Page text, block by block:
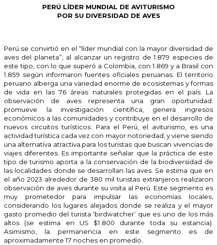
PERÚ LÍDER MUNDIAL DE AVITURISMO
POR SU DIVERSIDAD DE AVES
Perú se convirtió en el “líder mundial con la mayor diversidad de
aves del planeta”, al alcanzar un registro de 1.879 especies de
este tipo, con lo que superó a Colombia, con 1.869 y a Brasil con
1.859 según informaron fuentes oficiales peruanas. El territorio
peruano alberga una variedad enorme de ecosistemas y formas
de vida en las 76 áreas naturales protegidas en el país. La
observación de aves representa una gran oportunidad:
promueve la investigación científica, genera ingresos
económicos a las comunidades y contribuye en el desarrollo de
nuevos circuitos turísticos. Para el Perú, el aviturismo, es una
actividad turística cada vez con mayor notoriedad, y viene siendo
una alternativa atractiva para los turistas que buscan vivencias de
viajes diferentes. Es importante señalar que la práctica de este
tipo de turismo aporta a la conservación de la biodiversidad de
las localidades donde se desarrollan las aves. Se estima que en
el año 2023 alrededor de 380 mil turistas extranjeros realizaron
observación de aves durante su visita al Perú. Este segmento es
muy prometedor para impulsar las economías locales,
considerando los lugares alejados donde se realiza y el mayor
gasto promedio del turista ‘birdwatcher’ que es uno de los más
altos (se estima en US $1.800 durante toda su estancia).
Asimismo, la permanencia en este segmento es de
aproximadamente 17 noches en promedio..